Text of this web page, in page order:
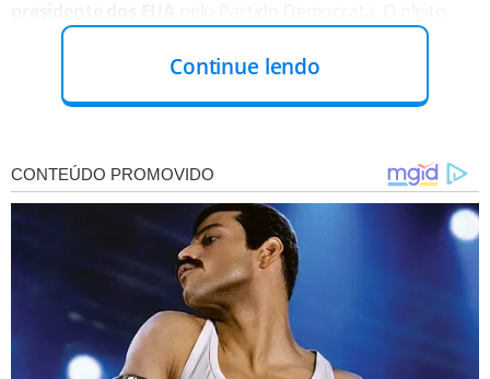
está marcado para 5 de novembro.
Continue lendo